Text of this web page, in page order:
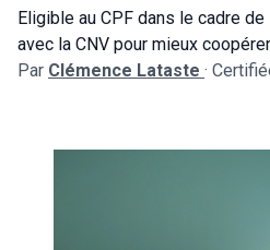
Eligible au CPF dans le cadre
avec la CNV pour mieux
Par Clémence Lataste ·